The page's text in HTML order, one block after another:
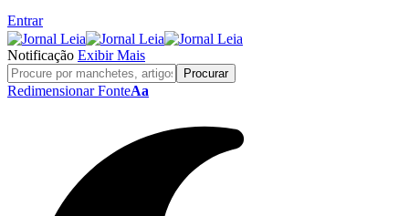
Entrar
Notificação Exibir Mais
Redimensionar FonteAa